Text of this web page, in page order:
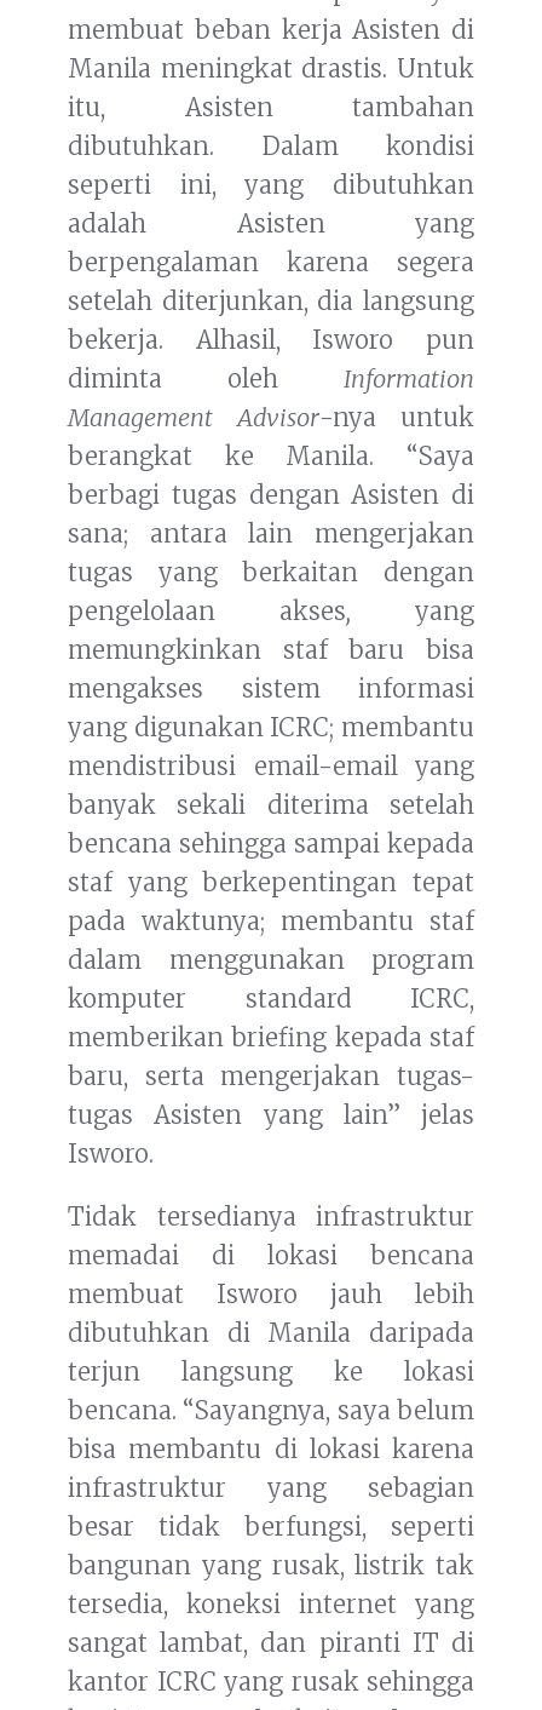
membuat beban kerja Asisten di
Manila meningkat drastis. Untuk
itu, Asisten tambahan
dibutuhkan. Dalam kondisi
seperti ini, yang dibutuhkan
adalah Asisten yang
berpengalaman karena segera
setelah diterjunkan, dia langsung
bekerja. Alhasil, Isworo pun
diminta oleh Information
Management Advisor-nya untuk
berangkat ke Manila. “Saya
berbagi tugas dengan Asisten di
sana; antara lain mengerjakan
tugas yang berkaitan dengan
pengelolaan akses, yang
memungkinkan staf baru bisa
mengakses sistem informasi
yang digunakan ICRC; membantu
mendistribusi email-email yang
banyak sekali diterima setelah
bencana sehingga sampai kepada
staf yang berkepentingan tepat
pada waktunya; membantu staf
dalam menggunakan program
komputer standard ICRC,
memberikan briefing kepada staf
baru, serta mengerjakan tugas-
tugas Asisten yang lain” jelas
Isworo.
Tidak tersedianya infrastruktur
memadai di lokasi bencana
membuat Isworo jauh lebih
dibutuhkan di Manila daripada
terjun langsung ke lokasi
bencana. “Sayangnya, saya belum
bisa membantu di lokasi karena
infrastruktur yang sebagian
besar tidak berfungsi, seperti
bangunan yang rusak, listrik tak
tersedia, koneksi internet yang
sangat lambat, dan piranti IT di
kantor ICRC yang rusak sehingga